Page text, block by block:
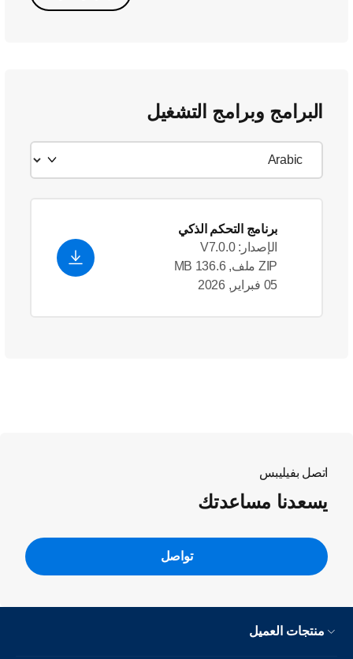
البرامج وبرامج التشغيل
برنامج التحكم الذكي
الإصدار: V7.0.0
ZIP ملف, 136.6 MB
05 فبراير, 2026
اتصل بفيليبس
يسعدنا مساعدتك
تواصل
منتجات العميل